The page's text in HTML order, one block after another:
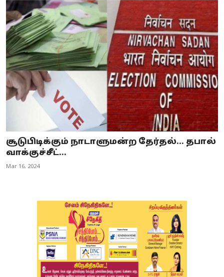
சூடுபிடிக்கும் நாடாளுமன்ற தேர்தல்... தபால்
வாக்குச்சீட்...
Mar 16, 2024